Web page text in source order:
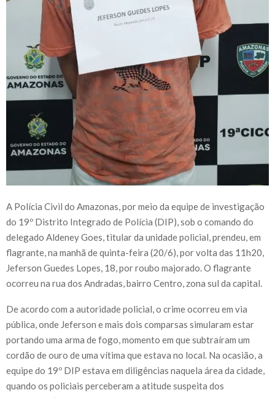
A Polícia Civil do Amazonas, por meio da equipe de investigação
do 19º Distrito Integrado de Polícia (DIP), sob o comando do
delegado Aldeney Goes, titular da unidade policial, prendeu, em
flagrante, na manhã de quinta-feira (20/6), por volta das 11h20,
Jeferson Guedes Lopes, 18, por roubo majorado. O flagrante
ocorreu na rua dos Andradas, bairro Centro, zona sul da capital.
De acordo com a autoridade policial, o crime ocorreu em via
pública, onde Jeferson e mais dois comparsas simularam estar
portando uma arma de fogo, momento em que subtraíram um
cordão de ouro de uma vítima que estava no local. Na ocasião, a
equipe do 19º DIP estava em diligências naquela área da cidade,
quando os policiais perceberam a atitude suspeita dos